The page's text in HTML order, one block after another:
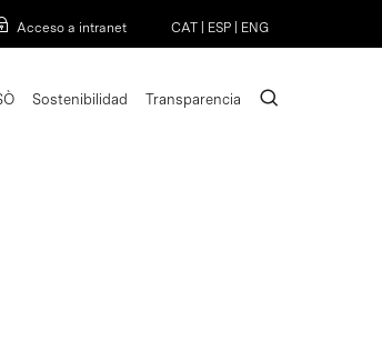
Acceso a intranet CAT ESP ENG
Sostenibilidad Transparencia search